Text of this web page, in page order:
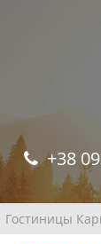
+38
Гостиницы